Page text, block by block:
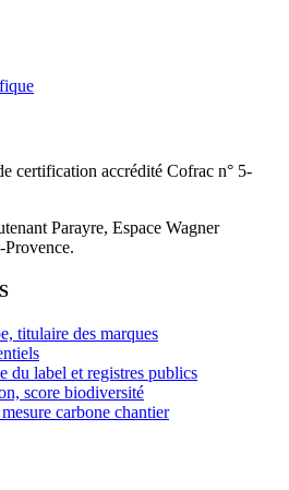
certification accrédité Cofrac n° 5-
Parayre, Espace Wagner
titulaire des marques
du label et registres publics
score biodiversité
carbone chantier